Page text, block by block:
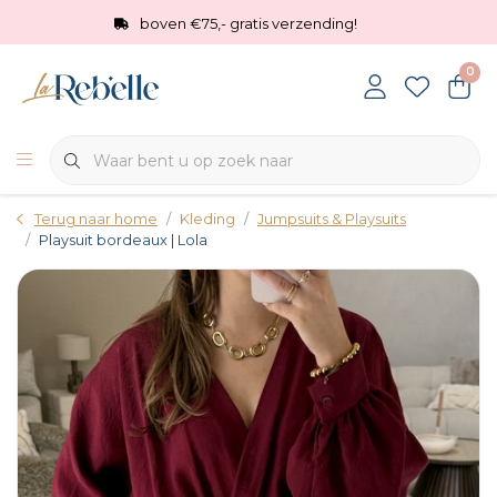
boven €75,- gratis verzending!
0
Terug naar home Kleding
Jumpsuits & Playsuits
Playsuit bordeaux | Lola